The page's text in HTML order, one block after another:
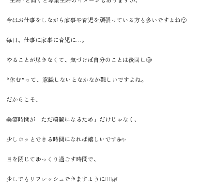
今はお仕事をしながら家事や育児を頑張っている方も多いですよね🙂
毎日、仕事に家事に育児に…。
やることが尽きなくて、気づけば自分のことは後回し🥲
“休む”って、意識しないとなかなか難しいですよね。
だからこそ、
美容時間が「ただ綺麗になるため」だけじゃなく、
少しホッとできる時間になれば嬉しいです☕✨
目を閉じてゆっくり過ごす時間で、
少しでもリフレッシュできますように🙂‍↕️🌿